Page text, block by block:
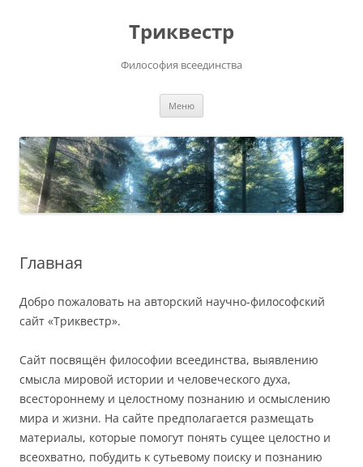
Триквестр
Философия всеединства
Меню
Главная
Добро пожаловать на авторский научно-философский
сайт «Триквестр».
Сайт посвящён философии всеединства, выявлению
смысла мировой истории и человеческого духа,
всестороннему и целостному познанию и осмыслению
мира и жизни. На сайте предполагается размещать
материалы, которые помогут понять сущее целостно и
всеохватно, побудить к сутьевому поиску и познанию